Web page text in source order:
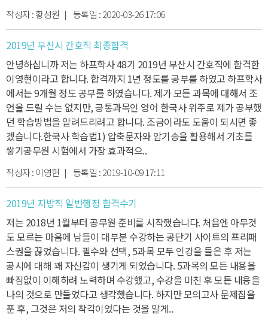
작성자 :황성원 | 등록일 :2020-03-26 17:06
2019년 부산시 간호직 최종합격
안녕하십니까 저는 하프학사 48기 2019년 부산시 간호직에 합격한
이영현이라고 합니다. 합격까지 1년 정도를 공부를 하였고 하프학사
에서는 9개월 정도 공부를 하였습니다.제가 모든 과목에 대해서 조
언을 드릴 수는 없지만, 공통과목인 영어 한국사 위주로 제가 공부했
던 학습방법을 알려드리려고 합니다. 조금이라도 도움이 되시면 좋
겠습니다.한국사 학습법1) 압축문자와 암기송을 활용해서 기초를
쌓기공무원 시험에서 가장 효과적으..
작성자 :이영현 | 등록일 :2019-10-09 17:11
2019년 지방직 일반행정 합격수기
저는 2018년 1월부터 공무원 준비를 시작했습니다. 처음엔 아무것
도 모르는 마음에 남들이 대부분 수강하는 공단기 사이트의 프리패
스권을 끊었습니다. 필수와 선택, 5과목 모두 인강을 들은 후 저는
공시에 대해 꽤 자신감이 생기게 되었습니다. 5과목의 모든 내용을
빠짐없이 이해하려 노력하며 수강했고, 수강을 마친 후 모든 내용을
나의 것으로 만들었다고 생각했습니다. 하지만 모의고사 문제집을
푼 후, 그것은 저의 착각이었다는 것을 알게..